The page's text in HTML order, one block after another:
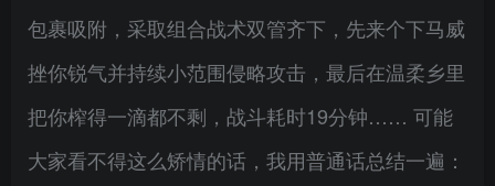
包裹吸附，采取组合战术双管齐下，先来个下马威
挫你锐气并持续小范围侵略攻击，最后在温柔乡里
把你榨得一滴都不剩，战斗耗时19分钟…… 可能
大家看不得这么矫情的话，我用普通话总结一遍：